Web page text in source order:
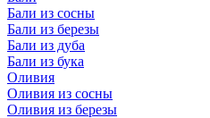
Бали из сосны
Бали из березы
Бали из дуба
Бали из бука
Оливия
Оливия из сосны
Оливия из березы